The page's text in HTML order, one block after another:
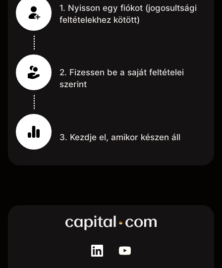
1. Nyisson egy fiókot (jogosultsági
feltételekhez kötött)
2. Fizessen be a saját feltételei
szerint
3. Kezdje el, amikor készen áll